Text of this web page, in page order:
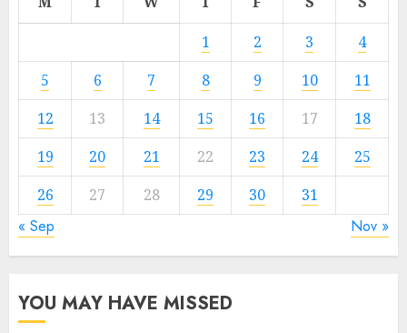
1
2 3
4
5
6 7 8 9 10
11
12
13 14 15 16 17
18
19
20 21 22 23 24
25
26
27 28 29 30 31
« Sep Nov »
YOU MAY HAVE MISSED